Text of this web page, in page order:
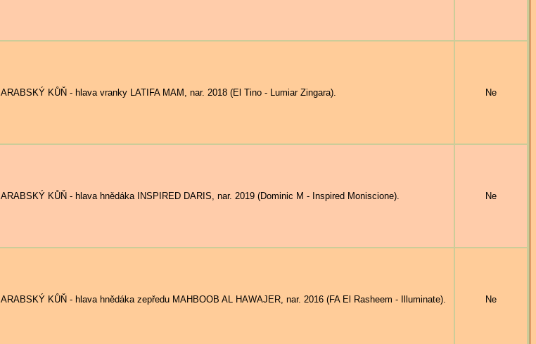
ARABSKÝ KŮŇ - hlava vranky LATIFA MAM, nar. 2018 (El Tino - Lumiar Zingara). Ne
ARABSKÝ KŮŇ - hlava hnědáka INSPIRED DARIS, nar. 2019 (Dominic M - Inspired Moniscione). Ne
ARABSKÝ KŮŇ - hlava hnědáka zepředu MAHBOOB AL HAWAJER, nar. 2016 (FA El Rasheem - Illuminate). Ne